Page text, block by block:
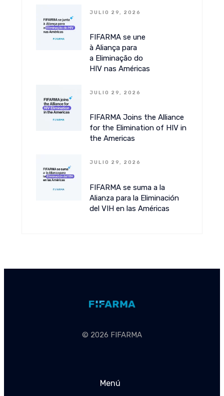
JULIO 29, 2026
FIFARMA se une
à Aliança para
a Eliminação do
HIV nas Américas
JULIO 29, 2026
FIFARMA Joins the Alliance
for the Elimination of HIV in
the Americas
JULIO 29, 2026
FIFARMA se suma a la
Alianza para la Eliminación
del VIH en las Américas
© 2026 FIFARMA
Menú